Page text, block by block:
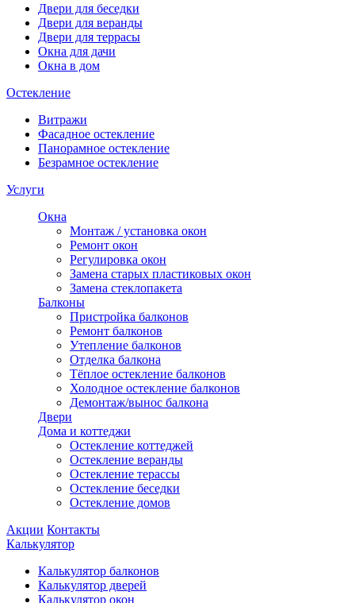
Двери для беседки
Двери для веранды
Двери для террасы
Окна для дачи
Окна в дом
Остекление
Витражи
Фасадное остекление
Панорамное остекление
Безрамное остекление
Услуги
Окна
Монтаж / установка окон
Ремонт окон
Регулировка окон
Замена старых пластиковых окон
Замена стеклопакета
Балконы
Пристройка балконов
Ремонт балконов
Утепление балконов
Отделка балкона
Тёплое остекление балконов
Холодное остекление балконов
Демонтаж/вынос балкона
Двери
Дома и коттеджи
Остекление коттеджей
Остекление веранды
Остекление терассы
Остекление беседки
Остекление домов
Акции Контакты
Калькулятор
Калькулятор балконов
Калькулятор дверей
Калькулятор окон